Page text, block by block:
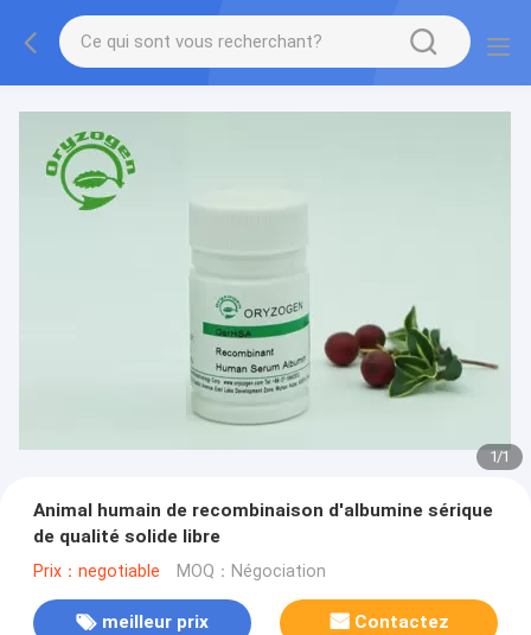
1/1
Animal humain de recombinaison d'albumine sérique
de qualité solide libre
Prix：negotiable MOQ：Négociation
meilleur prix Contactez